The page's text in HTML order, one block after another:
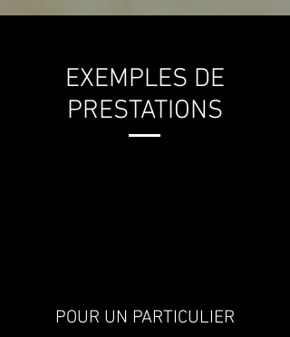
EXEMPLES DE
PRESTATIONS
POUR UN PARTICULIER